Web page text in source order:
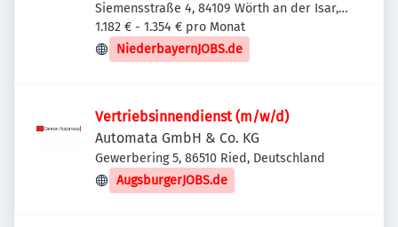
Siemensstraße 4, 84109 Wörth an der Isar,
Deutschland
1.182 € - 1.354 € pro Monat
NiederbayernJOBS.de
Vertriebsinnendienst (m/w/d)
Automata GmbH & Co. KG
Gewerbering 5, 86510 Ried, Deutschland
AugsburgerJOBS.de